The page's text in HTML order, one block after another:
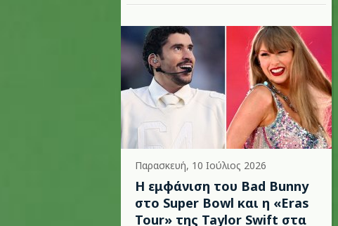
Παρασκευή, 10 Ιούλιος 2026
Η εμφάνιση του Bad Bunny
στο Super Bowl και η «Eras
Tour» της Taylor Swift στα